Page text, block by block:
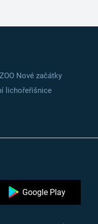
ZOO Nové začátky
lichořeřišnice
Google Play